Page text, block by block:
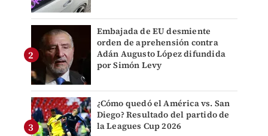
Embajada de EU desmiente
orden de aprehensión contra
Adán Augusto López difundida
por Simón Levy
¿Cómo quedó el América vs. San
Diego? Resultado del partido de
la Leagues Cup 2026